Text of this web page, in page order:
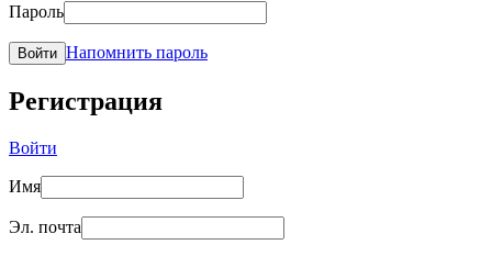
Пароль
Войти Напомнить пароль
Регистрация
Войти
Имя
Эл. почта